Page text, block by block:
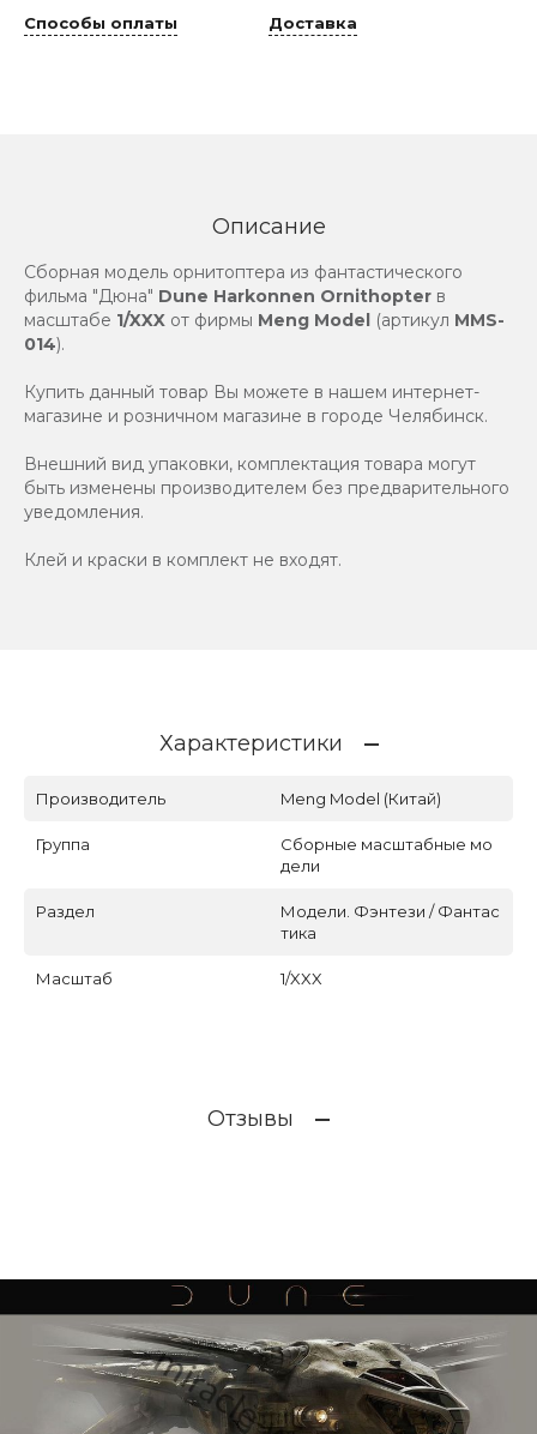
Способы оплаты Доставка
Описание
Сборная модель орнитоптера из фантастического
фильма "Дюна" Dune Harkonnen Ornithopter в
масштабе 1/XXX от фирмы Meng Model (артикул MMS-
014).
Купить данный товар Вы можете в нашем интернет-
магазине и розничном магазине в городе Челябинск.
Внешний вид упаковки, комплектация товара могут
быть изменены производителем без предварительного
уведомления.
Клей и краски в комплект не входят.
Характеристики
Производитель Meng Model (Китай)
Группа
Сборные масштабные мо
дели
Раздел
Модели. Фэнтези / Фантас
тика
Масштаб 1/XXX
Отзывы